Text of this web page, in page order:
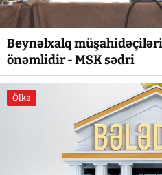
Beynəlxalq
önəmlidir - MSK sədri
Ölkə